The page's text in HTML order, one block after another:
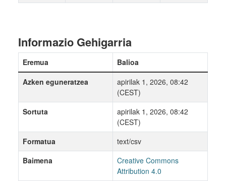
Informazio Gehigarria
Eremua
Balioa
Azken eguneratzea
apirilak 1, 2026, 08:42
(CEST)
Sortuta
apirilak 1, 2026, 08:42
(CEST)
Formatua
text/csv
Baimena
Creative Commons
Attribution 4.0